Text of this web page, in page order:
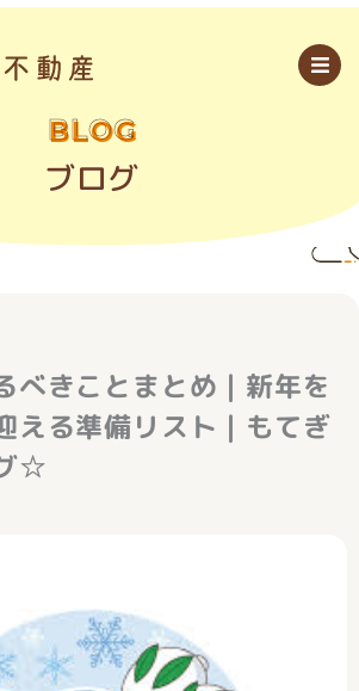
BLOG
ブログ
べきことまとめ｜新年を
える準備リスト｜もてぎ
☆